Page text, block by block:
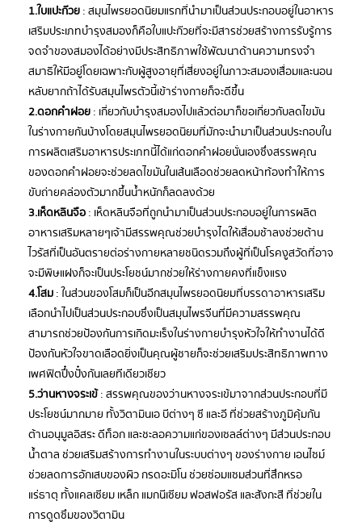
1.ใบแปะก๊วย : สมุนไพรยอดนิยมแรกที่นำมาเป็นส่วนประกอบอยู่ในอาหาร
เสริมประเภทบำรุงสมองก็คือใบแปะก๊วยที่จะมีสารช่วยสร้างการรับรู้การ
จดจำของสมองได้อย่างมีประสิทธิภาพใช้พัฒนาด้านความทรงจำ
สมาธิให้มีอยู่โดยเฉพาะกับผู้สูงอายุที่เสี่ยงอยู่ในภาวะสมองเสื่อมและนอน
หลับยากถ้าได้รับสมุนไพรตัวนี้เข้าร่างกายก็จะดีขึ้น
2.ดอกคำฝอย : เกี่ยวกับบำรุงสมองไปแล้วต่อมาก็ขอเกี่ยวกับลดไขมัน
ในร่างกายกันบ้างโดยสมุนไพรยอดนิยมที่มักจะนำมาเป็นส่วนประกอบใน
การผลิตเสริมอาหารประเภทนี้ได้แก่ดอกคำฝอยนั่นเองซึ่งสรรพคุณ
ของดอกคำฝอยจะช่วยลดไขมันในเส้นเลือดช่วยลดหน้าท้องทำให้การ
ขับถ่ายคล่องตัวมากขึ้นน้ำหนักก็ลดลงด้วย
3.เห็ดหลินจือ : เห็ดหลินจือที่ถูกนำมาเป็นส่วนประกอบอยู่ในการผลิต
อาหารเสริมหลายๆเจ้ามีสรรพคุณช่วยบำรุงไตให้เสื่อมช้าลงช่วยต้าน
ไวรัสที่เป็นอันตรายต่อร่างกายหลายชนิดรวมถึงผู้ที่เป็นโรคงูสวัดที่อาจ
จะมีพิษแฝงก็จะเป็นประโยชน์มากช่วยให้ร่างกายคงที่แข็งแรง
4.โสม : ในส่วนของโสมก็เป็นอีกสมุนไพรยอดนิยมที่บรรดาอาหารเสริม
เลือกนำไปเป็นส่วนประกอบซึ่งเป็นสมุนไพรจีนที่มีความสรรพคุณ
สามารถช่วยป้องกันการเกิดมะเร็งในร่างกายบำรุงหัวใจให้ทำงานได้ดี
ป้องกันหัวใจขาดเลือดยิ่งเป็นคุณผู้ชายก็จะช่วยเสริมประสิทธิภาพทาง
เพศฟิตปึ๋งปั๋งกันเลยทีเดียวเชียว
5.ว่านหางจระเข้: สรรพคุณของว่านหางจระเข้มาจากส่วนประกอบที่มี
ประโยชน์มากมาย ทั้งวิตามินเอ บีต่างๆ ซี และอี ที่ช่วยสร้างภูมิคุ้มกัน
ต้านอนุมูลอิสระ ดีท็อก และชะลอความแก่ของเซลล์ต่างๆ มีส่วนประกอบ
น้ำตาล ช่วยเสริมสร้างการทำงานในระบบต่างๆ ของร่างกาย เอนไซม์
ช่วยลดการอักเสบของผิว กรดอะมิโน ช่วยซ่อมแซมส่วนที่สึกหรอ
แร่ธาตุ ทั้งแคลเซียม เหล็ก แมกนีเซียม ฟอสฟอรัส และสังกะสี ที่ช่วยใน
การดูดซึมของวิตามิน